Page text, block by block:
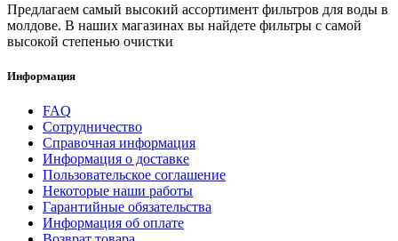
Предлагаем самый высокий ассортимент фильтров для воды в
молдове. В наших магазинах вы найдете фильтры с самой
высокой степенью очистки
Информация
FAQ
Сотрудничество
Справочная информация
Информация о доставке
Пользовательское соглашение
Некоторые наши работы
Гарантийные обязательства
Информация об оплате